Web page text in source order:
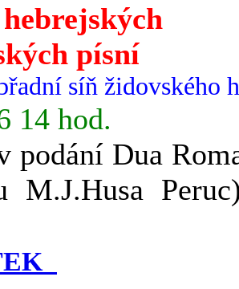
písní
síň židovského
14 hod.
podání Dua
M.J.Husa